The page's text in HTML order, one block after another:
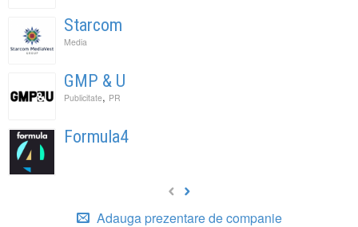
Starcom
Media
GMP & U
Publicitate, PR
Formula4
Adauga prezentare de companie